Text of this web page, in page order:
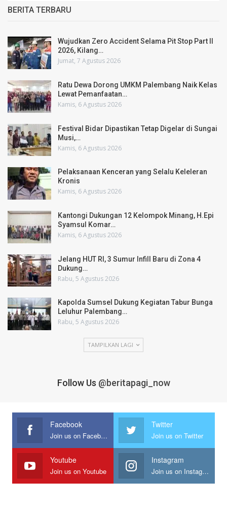
BERITA TERBARU
Wujudkan Zero Accident Selama Pit Stop Part II
2026, Kilang…
Jumat, 7 Agustus 2026
Ratu Dewa Dorong UMKM Palembang Naik Kelas
Lewat Pemanfaatan…
Kamis, 6 Agustus 2026
Festival Bidar Dipastikan Tetap Digelar di Sungai
Musi,…
Kamis, 6 Agustus 2026
Pelaksanaan Kenceran yang Selalu Keleleran
Kronis
Kamis, 6 Agustus 2026
Kantongi Dukungan 12 Kelompok Minang, H.Epi
Syamsul Komar…
Kamis, 6 Agustus 2026
Jelang HUT RI, 3 Sumur Infill Baru di Zona 4
Dukung…
Rabu, 5 Agustus 2026
Kapolda Sumsel Dukung Kegiatan Tabur Bunga
Leluhur Palembang…
Rabu, 5 Agustus 2026
TAMPILKAN LAGI
Follow Us @beritapagi_now
Facebook
Join us on Facebook
Twitter
Join us on Twitter
Youtube
Join us on Youtube
Instagram
Join us on Instagram